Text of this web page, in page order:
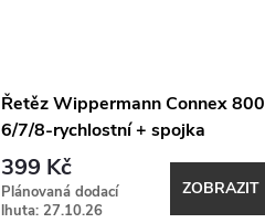
Řetěz Wippermann Connex 800
6/7/8-rychlostní + spojka
399 Kč
Plánovaná dodací
lhuta: 27.10.26
ZOBRAZIT